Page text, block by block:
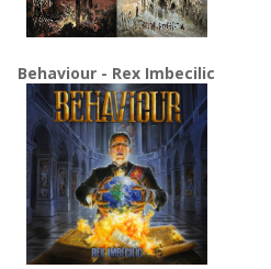
Behaviour - Rex Imbecilic